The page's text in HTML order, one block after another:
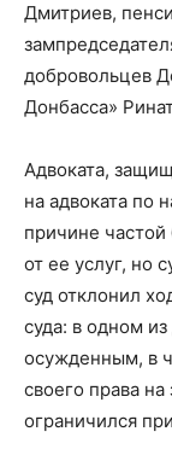
Дмитриев,
добровольцев
Донбасса»
Адвоката,
на адвоката по
причине частой
от ее услуг, но
суд отклонил
суда: в одном
осужденным, в
своего права
ограничился